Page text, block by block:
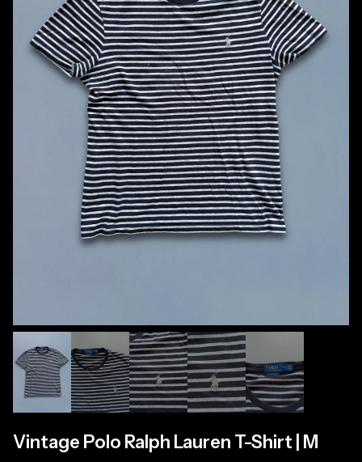
Vintage Polo Ralph Lauren T-Shirt | M